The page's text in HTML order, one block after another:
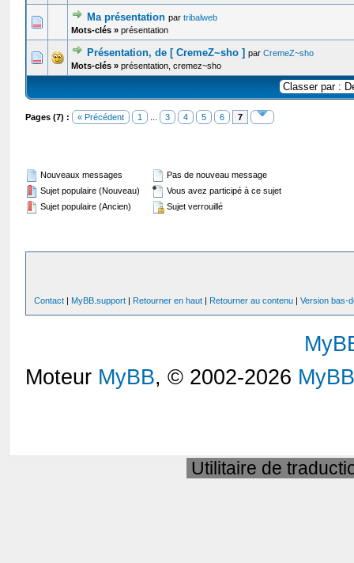
Ma présentation partribalweb
Mots-clés »présentation
0 Votes - 0 sur 5 en moyenne
12345
Présentation, de [ CremeZ~sho ] parCremeZ~sho
Mots-clés »présentation, cremez~sho
0 Votes - 0 sur 5 en moyenne
123 4 5
Pages (7) : « Précédent 1 ... 3 4 5 6 7
Nouveaux messages
Sujet populaire (Nouveau)
Sujet populaire (Ancien)
Pas de nouveau message
Vous avez participé à ce sujet
Sujet verrouillé
Contact | MyBB.support | Retourner en haut | Retourner au contenu |Version bas-
Moteur MyBB, © 2002-2026
Utilitaire de